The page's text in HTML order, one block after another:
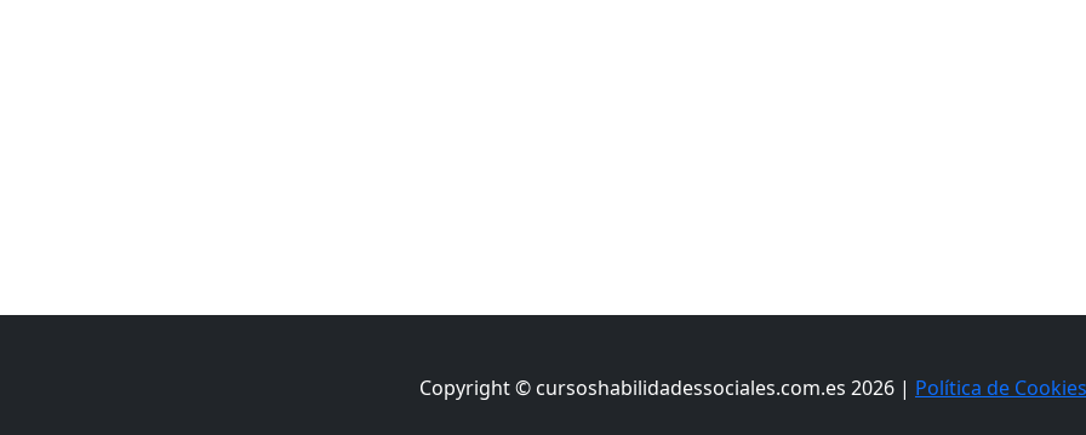
Copyright © cursoshabilidadessociales.com.es 2026 | Política de Cookies